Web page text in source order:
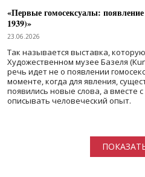
«Первые гомосексуалы:
1939)»
23.06.2026
Так называется выставка,
Художественном музее Базеля
речь идет не о появлении
моменте, когда для явления,
появились новые слова, а вместе
описывать человеческий опыт.